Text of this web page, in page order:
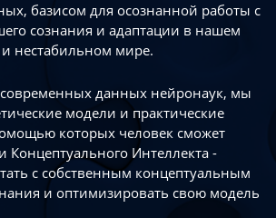
базисом для осознанной работы с
сознания и адаптации в нашем
и нестабильном мире.
данных нейронаук, мы
модели и практические
которых человек сможет
Концептуального Интеллекта -
с собственным концептуальным
и оптимизировать свою модель